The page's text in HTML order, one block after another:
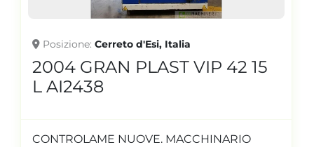
Posizione Cerreto d'Esi, Italia
2004 GRAN PLAST VIP 42 15
L AI2438
CONTROLAME NUOVE. MACCHINARIO